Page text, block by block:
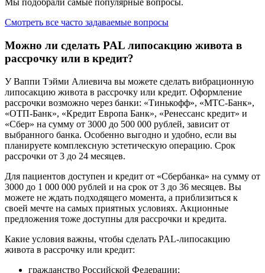
Мы подобрали самые популярные вопросы.
Смотреть все часто задаваемые вопросы
Можно ли сделать PAL липосакцию живота в
рассрочку или в кредит?
У Ваппи Тэйми Алиевича вы можете сделать вибрационную
липосакцию живота в рассрочку или кредит. Оформление
рассрочки возможно через банки: «Тинькофф», «МТС-Банк»,
«ОТП-Банк», «Кредит Европа Банк», «Ренессанс кредит» и
«Cбер» на сумму от 3000 до 500 000 рублей, зависит от
выбранного банка. Особенно выгодно и удобно, если вы
планируете комплексную эстетическую операцию. Срок
рассрочки от 3 до 24 месяцев.
Для пациентов доступен и кредит от «Сбербанка» на сумму от
3000 до 1 000 000 рублей и на срок от 3 до 36 месяцев. Вы
можете не ждать подходящего момента, а приблизиться к
своей мечте на самых приятных условиях. Акционные
предложения тоже доступны для рассрочки и кредита.
Какие условия важны, чтобы сделать PAL-липосакцию
живота в рассрочку или кредит:
гражданство Российской Федерации;